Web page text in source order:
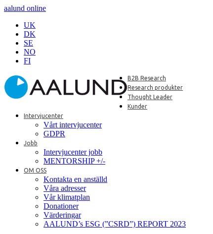
aalund online
UK
DK
SE
NO
FI
B2B Research
Research produkter
Thought Leader
Kunder
Intervjucenter
Vårt intervjucenter
GDPR
Jobb
Intervjucenter jobb
MENTORSHIP +/-
OM OSS
Kontakta en anställd
Våra adresser
Vår klimatplan
Donationer
Värderingar
AALUND’s ESG (”CSRD”) REPORT 2023